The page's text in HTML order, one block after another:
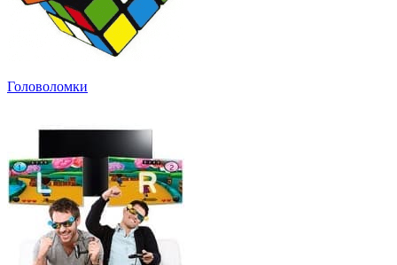
Головоломки